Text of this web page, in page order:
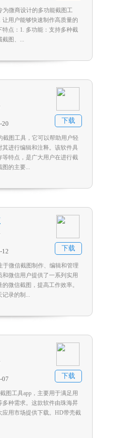
为微商设计的多功能截图工
用户能够快速制作高质量的
点：1. 多功能：支持多种截
截图、...
20
下载
截图工具，它可以帮助用户轻
进行编辑和注释。该软件具
特点，是广大用户在进行截
图的主要...
12
下载
于微信截图制作、编辑和管理
微信用户提供了一系列实用
微信截图，提高工作效率。
记录的制...
07
下载
图工具app，主要用于满足用
多种需求。这款软件由珠海昇
用市场提供下载。HD带壳截